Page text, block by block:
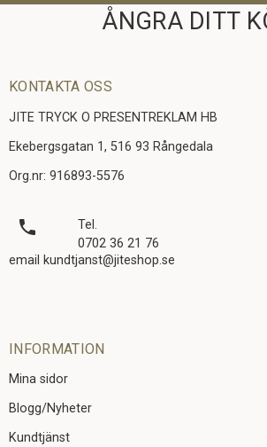
ÅNGRA DITT
KONTAKTA OSS
JITE TRYCK O PRESENTREKLAM HB
Ekebergsgatan 1, 516 93 Rångedala
Org.nr: 916893-5576
local_phone
Tel.
0702 36 21 76
email kundtjanst@jiteshop.se
INFORMATION
Mina sidor
Blogg/Nyheter
Kundtjänst